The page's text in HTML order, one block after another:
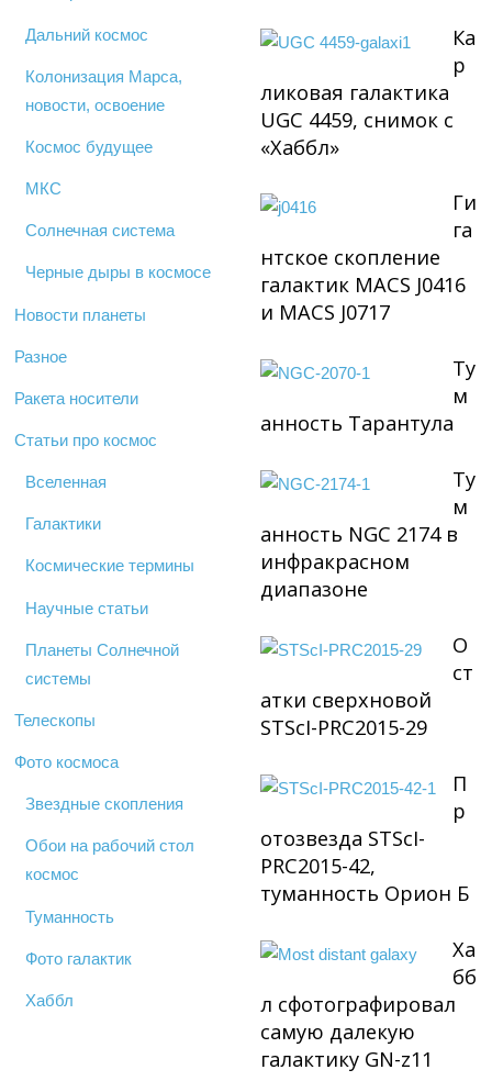
Дальний космос
Колонизация Марса,
новости, освоение
Космос будущее
МКС
Солнечная система
Черные дыры в космосе
Новости планеты
Разное
Ракета носители
Статьи про космос
Вселенная
Галактики
Космические термины
Научные статьи
Планеты Солнечной
системы
Телескопы
Фото космоса
Звездные скопления
Обои на рабочий стол
космос
Туманность
Фото галактик
Хаббл
Ка
р
ликовая галактика
UGC 4459, снимок с
«Хаббл»
Ги
га
нтское скопление
галактик MACS J0416
и MACS J0717
Ту
м
анность Тарантула
Ту
м
анность NGC 2174 в
инфракрасном
диапазоне
О
ст
атки сверхновой
STScI-PRC2015-29
П
р
отозвезда STScI-
PRC2015-42,
туманность Орион Б
Ха
бб
л сфотографировал
самую далекую
галактику GN-z11